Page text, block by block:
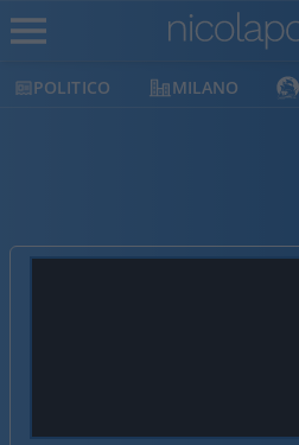
POLITICO MILANO